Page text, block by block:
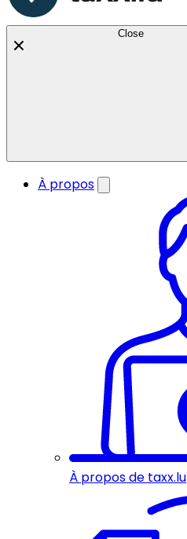
Close
À propos
À propos de taxx.lu